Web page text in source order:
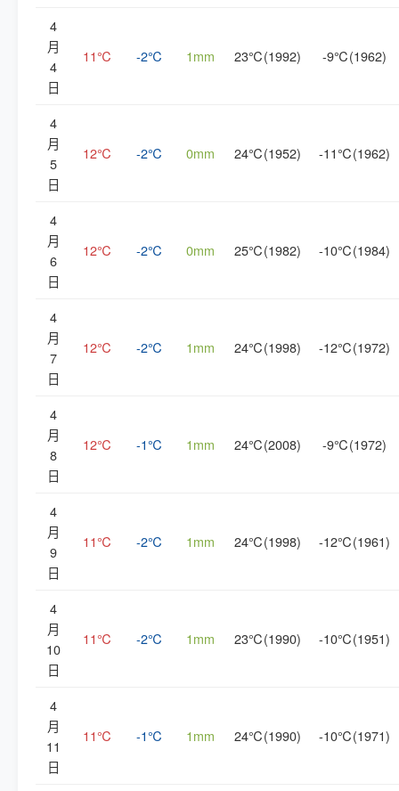
4
月
4
日
11℃ -2℃ 1mm 23℃(1992) -9℃(1962)
4
月
5
日
12℃ -2℃ 0mm 24℃(1952) -11℃(1962)
4
月
6
日
12℃ -2℃ 0mm 25℃(1982) -10℃(1984)
4
月
7
日
12℃ -2℃ 1mm 24℃(1998) -12℃(1972)
4
月
8
日
12℃ -1℃ 1mm 24℃(2008) -9℃(1972)
4
月
9
日
11℃ -2℃ 1mm 24℃(1998) -12℃(1961)
4
月
10
日
11℃ -2℃ 1mm 23℃(1990) -10℃(1951)
4
月
11
日
11℃ -1℃ 1mm 24℃(1990) -10℃(1971)